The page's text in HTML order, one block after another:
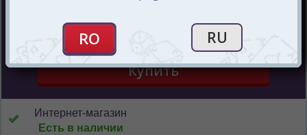
Интернет-магазин
Есть в наличии